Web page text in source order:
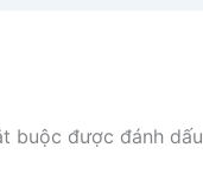
buộc được đánh dấu